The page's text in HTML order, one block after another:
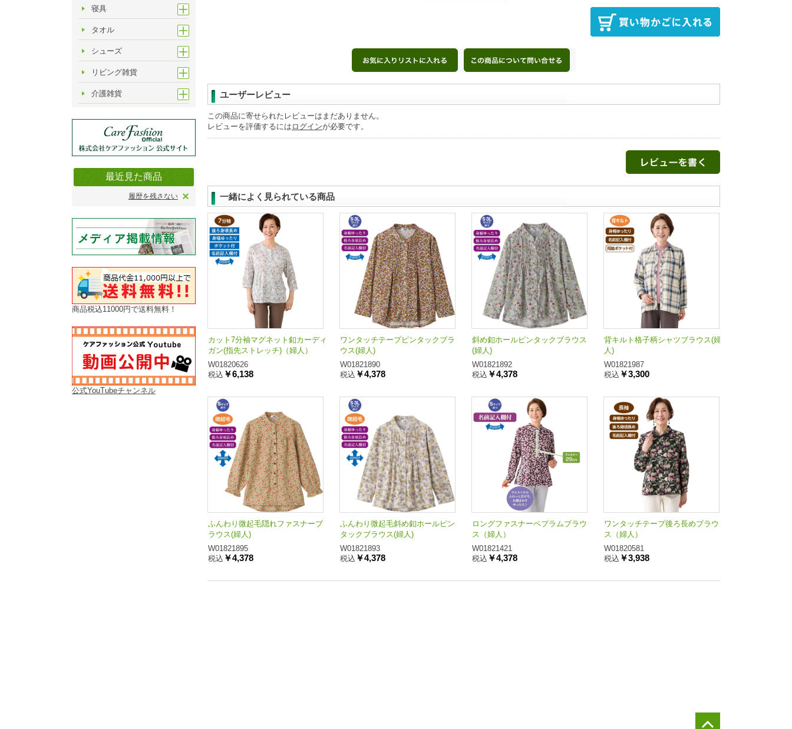
寝具
タオル
シューズ
リビング雑貨
介護雑貨
最近見た商品
履歴を残さない
商品税込11000円で送料無料！
公式YouTubeチャンネル
ユーザーレビュー
この商品に寄せられたレビューはまだありません。
レビューを評価するには ログインが必要です。
一緒によく見られている商品
カット7分袖マグネット釦カーディ
ガン(指先ストレッチ)（婦人）
W01820626
税込 ￥6,138
ワンタッチテープピンタックブラ
ウス(婦人)
W01821890
税込 ￥4,378
斜め釦ホールピンタックブラウス
(婦人)
W01821892
税込 ￥4,378
背キルト格子柄シャツブラウス(婦
人)
W01821987
税込 ￥3,300
ふんわり微起毛隠れファスナーブ
ラウス(婦人)
W01821895
税込 ￥4,378
ふんわり微起毛斜め釦ホールピン
タックブラウス(婦人)
W01821893
税込 ￥4,378
ロングファスナーペプラムブラウ
ス（婦人）
W01821421
税込 ￥4,378
ワンタッチテープ後ろ長めブラウ
ス（婦人）
W01820581
税込 ￥3,938